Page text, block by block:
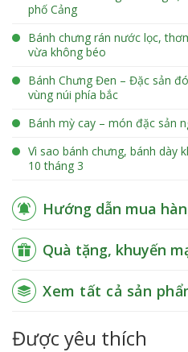
phố Cảng
Bánh chưng rán nước lọc,
vừa không béo
Bánh Chưng Đen – Đặc sản
vùng núi phía bắc
Bánh mỳ cay – món đặc sản
Vì sao bánh chưng, bánh dày
10 tháng 3
Hướng dẫn mua
Quà tặng, khuyến
Xem tất cả sản
Được yêu thích